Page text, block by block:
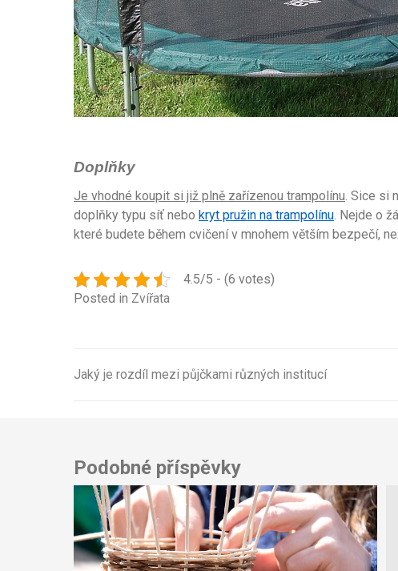
Doplňky
Je vhodné koupit si již plně zařízenou trampolínu. Sice si
doplňky typu síť nebo kryt pružin na trampolínu. Nejde o
které budete během cvičení v mnohem větším bezpečí,
4.5/5 - (6 votes)
Posted in Zvířata
Navigace
Jaký je rozdíl mezi půjčkami různých institucí
Podobné příspěvky